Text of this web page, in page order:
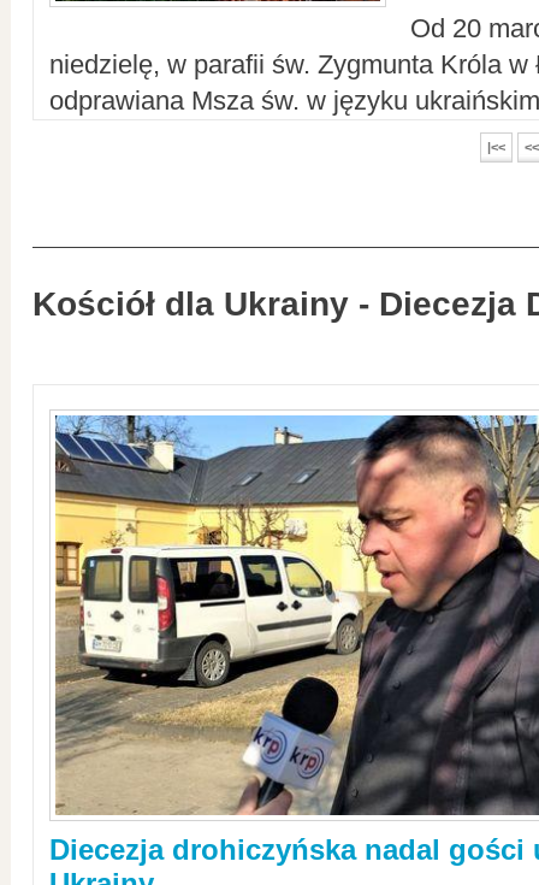
Od 20
niedzielę, w parafii św. Zygmunta Króla w
odprawiana Msza św. w języku
|<< <<
Kościół dla Ukrainy - Diecezja
Diecezja drohiczyńska nadal gości